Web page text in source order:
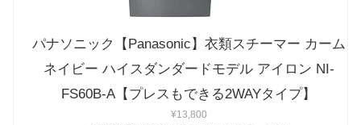
パナソニック【Panasonic】衣類スチーマー カーム
ネイビー ハイスダンダードモデル アイロン NI-
FS60B-A【プレスもできる2WAYタイプ】
¥13,800